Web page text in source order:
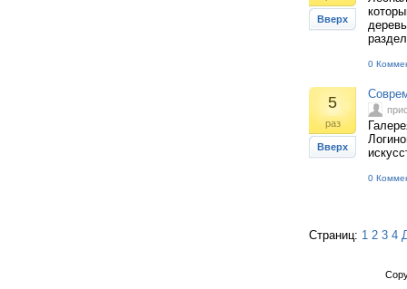
Вверх
0
5
раз
Вверх
0
Страниц: 1 2 3 4